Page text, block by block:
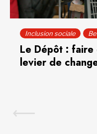
Inclusion sociale
Le Dépôt : faire
levier de